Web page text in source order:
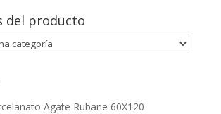
del producto
60X120